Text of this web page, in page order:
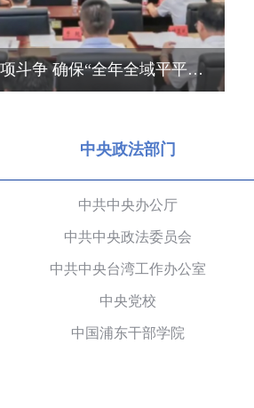
扎实开展深化扫黑除恶专项斗争 确保“全年全域平平安安、平平稳稳”——广东召开全省扫黑除恶专项斗争视频
中央政法部门
中共中央办公厅
中共中央政法委员会
中共中央台湾工作办公室
中央党校
中国浦东干部学院